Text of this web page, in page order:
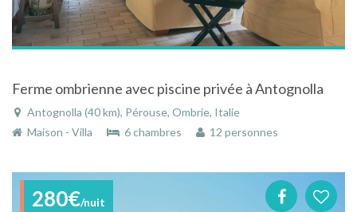
Ferme ombrienne avec piscine privée à Antognolla
Antognolla (40 km), Pérouse, Ombrie, Italie
Maison - Villa
6 chambres 12 personnes
280€/nuit